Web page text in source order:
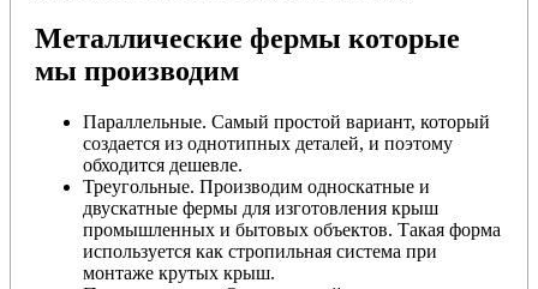
Металлические фермы которые
мы производим
Параллельные. Самый простой вариант, который
создается из однотипных деталей, и поэтому
обходится дешевле.
Треугольные. Производим односкатные и
двускатные фермы для изготовления крыш
промышленных и бытовых объектов. Такая форма
используется как стропильная система при
монтаже крутых крыш.